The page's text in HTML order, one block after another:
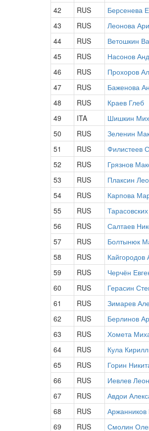
42
RUS Берсенева
43
RUS Леонова
44
RUS Ветошкин
45
RUS Насонов
46
RUS Прохоров
47
RUS Баженова
48
RUS Краев Глеб
49
ITA Шишкин
50
RUS Зеленин
51
RUS Филистеев
52
RUS Грязнов
53
RUS Плаксин
54
RUS Карпова
55
RUS
56
RUS Салтаев
57
RUS Болтынюк
58
RUS Кайгородов
59
RUS Черчён
60
RUS Герасин
61
RUS Зимарев
62
RUS Берлинов
63
RUS Хомета
64
RUS Кула Кирилл
65
RUS Горин
66
RUS Иевлев
67
RUS Авдои
68
RUS
69
RUS Смолин